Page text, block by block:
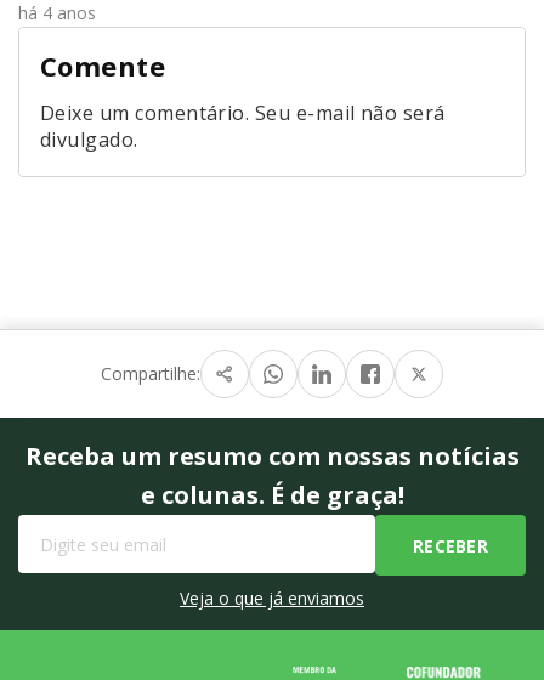
há 4 anos
Comente
Deixe um comentário. Seu e-mail não será
divulgado.
Compartilhe:
Receba um resumo com nossas notícias
e colunas. É de graça!
Veja o que já enviamos